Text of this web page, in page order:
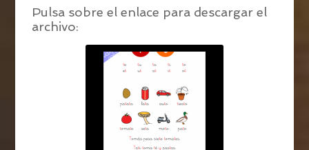
Pulsa sobre el enlace para descargar el
archivo: